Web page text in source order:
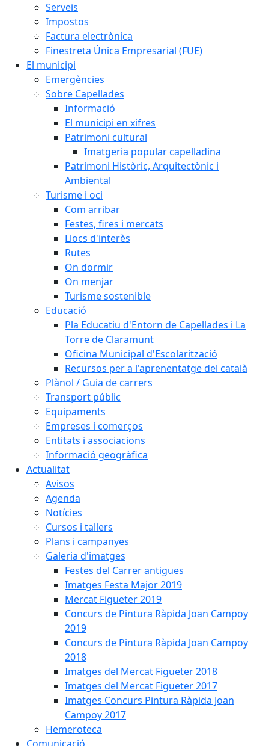
Serveis
Impostos
Factura electrònica
Finestreta Única Empresarial (FUE)
El municipi
Emergències
Sobre Capellades
Informació
El municipi en xifres
Patrimoni cultural
Imatgeria popular capelladina
Patrimoni Històric, Arquitectònic i
Ambiental
Turisme i oci
Com arribar
Festes, fires i mercats
Llocs d'interès
Rutes
On dormir
On menjar
Turisme sostenible
Educació
Pla Educatiu d'Entorn de Capellades i La
Torre de Claramunt
Oficina Municipal d'Escolarització
Recursos per a l'aprenentatge del català
Plànol / Guia de carrers
Transport públic
Equipaments
Empreses i comerços
Entitats i associacions
Informació geogràfica
Actualitat
Avisos
Agenda
Notícies
Cursos i tallers
Plans i campanyes
Galeria d'imatges
Festes del Carrer antigues
Imatges Festa Major 2019
Mercat Figueter 2019
Concurs de Pintura Ràpida Joan Campoy
2019
Concurs de Pintura Ràpida Joan Campoy
2018
Imatges del Mercat Figueter 2018
Imatges del Mercat Figueter 2017
Imatges Concurs Pintura Ràpida Joan
Campoy 2017
Hemeroteca